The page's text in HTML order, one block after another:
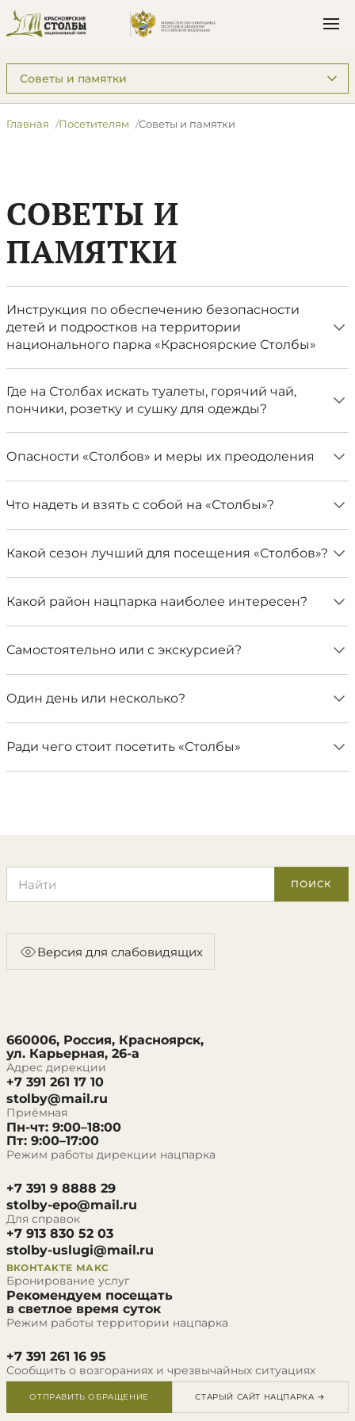
Подразделы: Посетителям
Главная Посетителям Советы и памятки
СОВЕТЫ И
ПАМЯТКИ
Инструкция по обеспечению безопасности
детей и подростков на территории
национального парка «Красноярские Столбы»
Где на Столбах искать туалеты, горячий чай,
пончики, розетку и сушку для одежды?
Опасности «Столбов» и меры их преодоления
Что надеть и взять с собой на «Столбы»?
Какой сезон лучший для посещения «Столбов»?
Какой район нацпарка наиболее интересен?
Самостоятельно или с экскурсией?
Один день или несколько?
Ради чего стоит посетить «Столбы»
ПОИСК
Версия для слабовидящих
660006, Россия, Красноярск,
ул. Карьерная, 26-а
Адрес дирекции
+7 391 261 17 10
stolby@mail.ru
Приёмная
Пн-чт: 9:00–18:00
Пт: 9:00–17:00
Режим работы дирекции нацпарка
+7 391 9 8888 29
stolby-epo@mail.ru
Для справок
+7 913 830 52 03
stolby-uslugi@mail.ru
ВКОНТАКТЕ МАКС
Бронирование услуг
Рекомендуем посещать
в светлое время суток
Режим работы территории нацпарка
+7 391 261 16 95
Сообщить о возгораниях и чрезвычайных ситуациях
ОТПРАВИТЬ ОБРАЩЕНИЕ СТАРЫЙ САЙТ НАЦПАРКА →